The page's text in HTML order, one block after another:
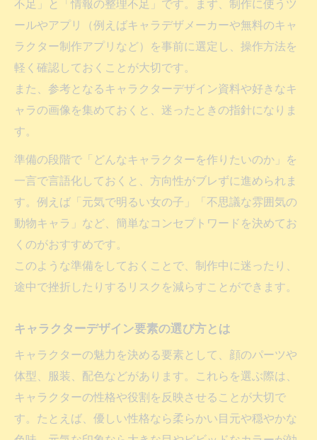
不足」と「情報の整理不足」です。まず、制作に使うツ
ールやアプリ（例えばキャラデザメーカーや無料のキャ
ラクター制作アプリなど）を事前に選定し、操作方法を
軽く確認しておくことが大切です。
また、参考となるキャラクターデザイン資料や好きなキ
ャラの画像を集めておくと、迷ったときの指針になりま
す。
準備の段階で「どんなキャラクターを作りたいのか」を
一言で言語化しておくと、方向性がブレずに進められま
す。例えば「元気で明るい女の子」「不思議な雰囲気の
動物キャラ」など、簡単なコンセプトワードを決めてお
くのがおすすめです。
このような準備をしておくことで、制作中に迷ったり、
途中で挫折したりするリスクを減らすことができます。
キャラクターデザイン要素の選び方とは
キャラクターの魅力を決める要素として、顔のパーツや
体型、服装、配色などがあります。これらを選ぶ際は、
キャラクターの性格や役割を反映させることが大切で
す。たとえば、優しい性格なら柔らかい目元や穏やかな